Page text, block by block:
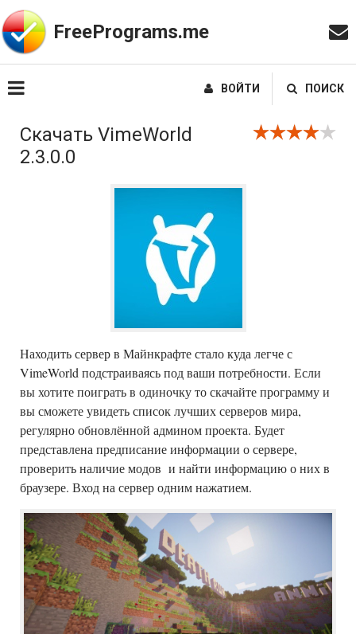
FreePrograms.me
ВОЙТИ ПОИСК
Скачать VimeWorld
2.3.0.0
Находить сервер в Майнкрафте стало куда легче с
VimeWorld подстраиваясь под ваши потребности. Если
вы хотите поиграть в одиночку то скачайте программу и
вы сможете увидеть список лучших серверов мира,
регулярно обновлённой админом проекта. Будет
представлена предписание информации о сервере,
проверить наличие модов и найти информацию о них в
браузере. Вход на сервер одним нажатием.